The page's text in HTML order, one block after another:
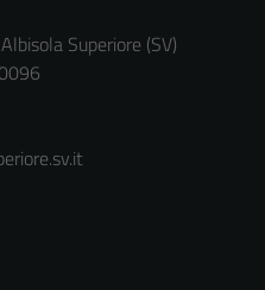
Superiore (SV)
personali.